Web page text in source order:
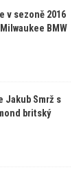
v sezoně 2016
BMW
Jakub Smrž s
britský